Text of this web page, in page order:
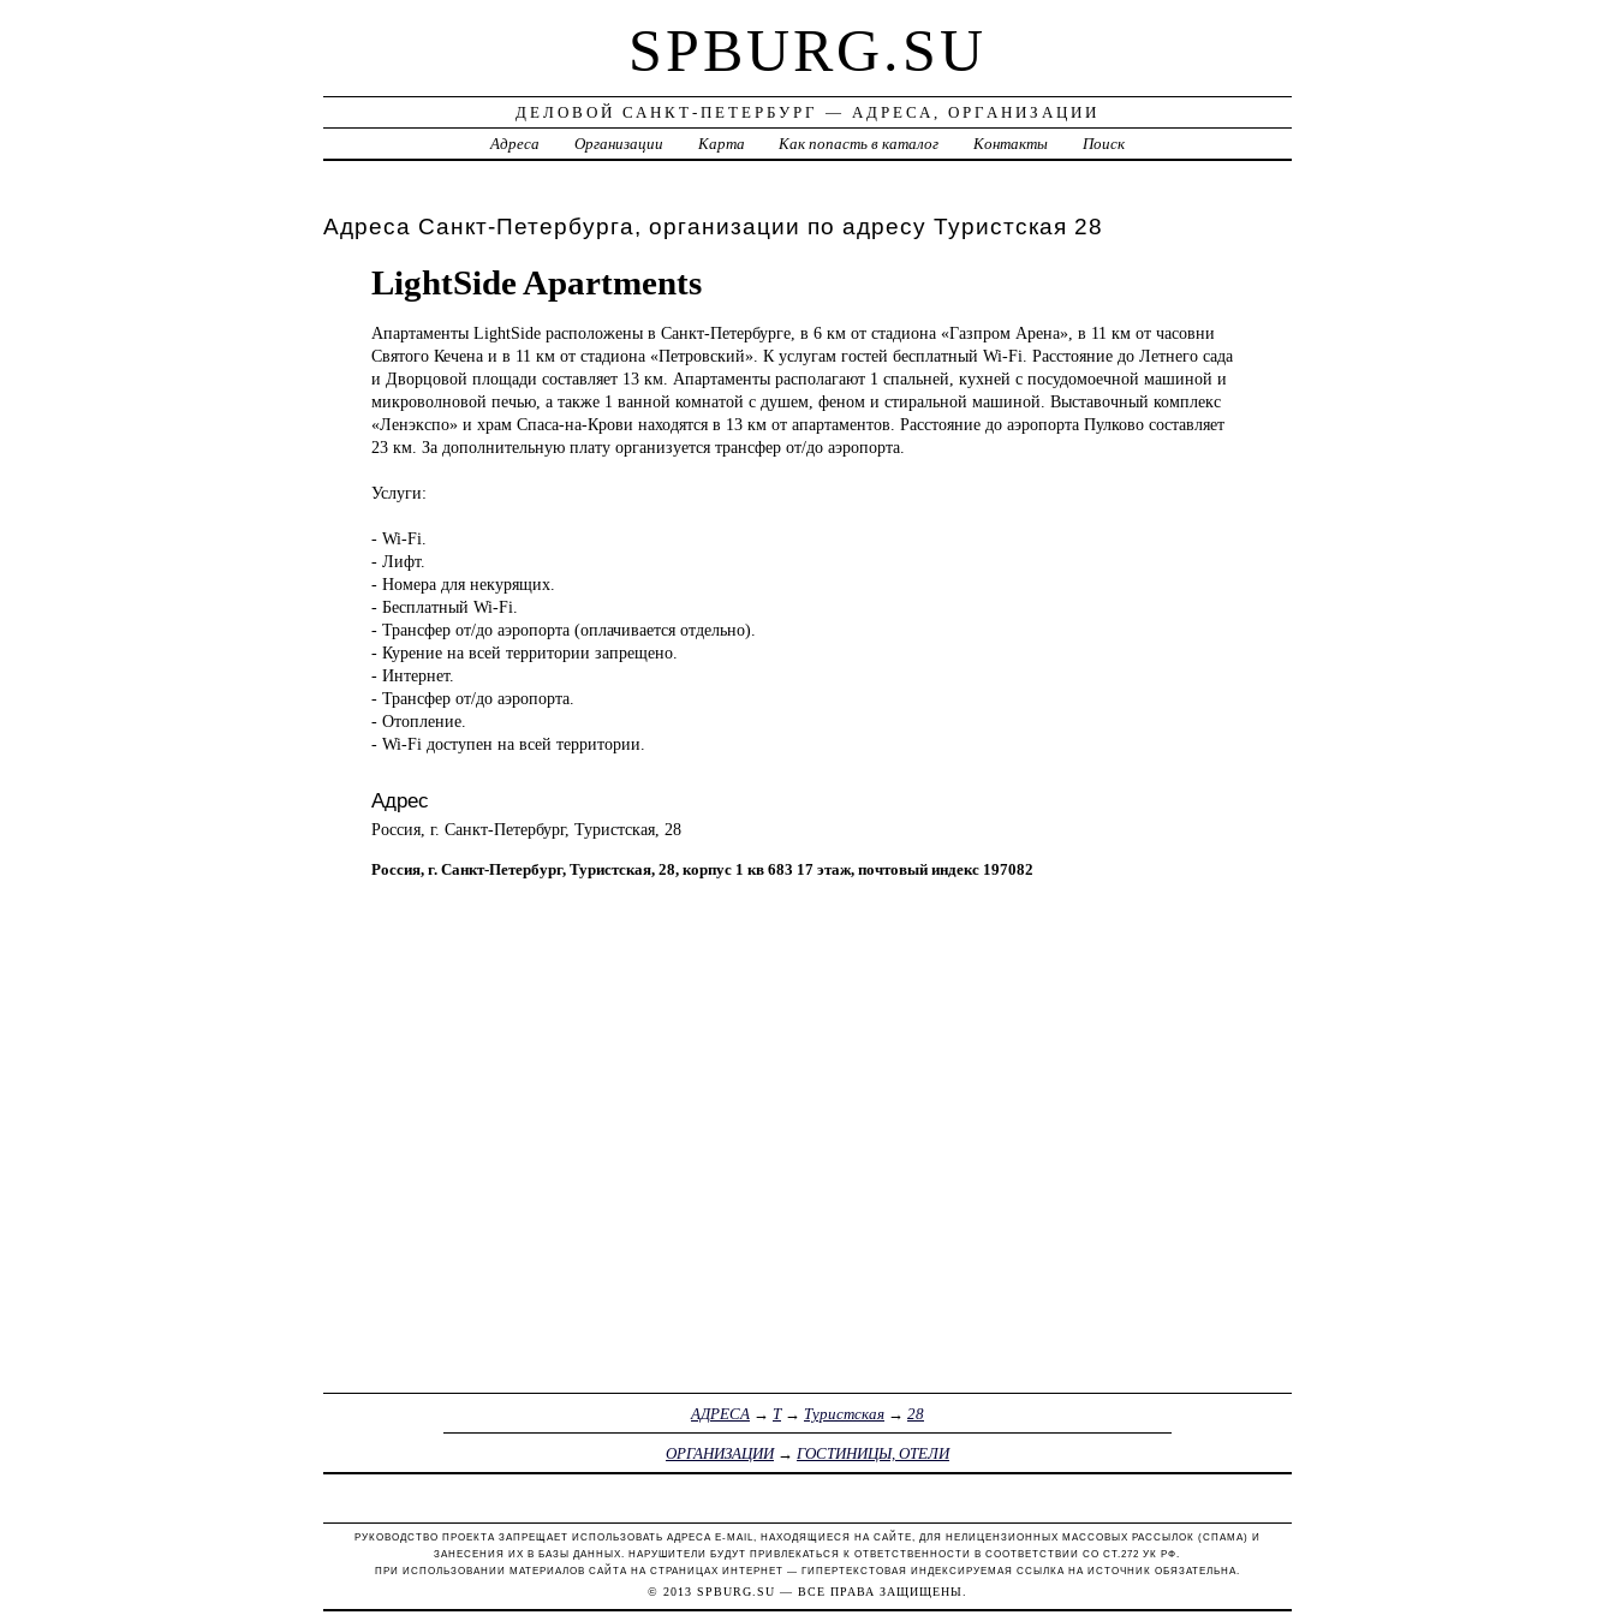
SPBURG.SU
ДЕЛОВОЙ САНКТ-ПЕТЕРБУРГ — АДРЕСА, ОРГАНИЗАЦИИ
Адреса
Организации Карта Как попасть в каталог Контакты Поиск
Адреса Санкт-Петербурга, организации по адресу Туристская 28
LightSide Apartments
Апартаменты LightSide расположены в Санкт-Петербурге, в 6 км от стадиона «Газпром Арена», в 11 км от часовни
Святого Кечена и в 11 км от стадиона «Петровский». К услугам гостей бесплатный Wi-Fi. Расстояние до Летнего сада
и Дворцовой площади составляет 13 км. Апартаменты располагают 1 спальней, кухней с посудомоечной машиной и
микроволновой печью, а также 1 ванной комнатой с душем, феном и стиральной машиной. Выставочный комплекс
«Ленэкспо» и храм Спаса-на-Крови находятся в 13 км от апартаментов. Расстояние до аэропорта Пулково составляет
23 км. За дополнительную плату организуется трансфер от/до аэропорта.
Услуги:
- Wi-Fi.
- Лифт.
- Номера для некурящих.
- Бесплатный Wi-Fi.
- Трансфер от/до аэропорта (оплачивается отдельно).
- Курение на всей территории запрещено.
- Интернет.
- Трансфер от/до аэропорта.
- Отопление.
- Wi-Fi доступен на всей территории.
Адрес
Россия, г. Санкт-Петербург, Туристская, 28
Россия, г. Санкт-Петербург, Туристская, 28, корпус 1 кв 683 17 этаж, почтовый индекс 197082
АДРЕСА → Т→ Туристская→ 28
ОРГАНИЗАЦИИ→ ГОСТИНИЦЫ, ОТЕЛИ
РУКОВОДСТВО ПРОЕКТА ЗАПРЕЩАЕТ ИСПОЛЬЗОВАТЬ АДРЕСА E-MAIL, НАХОДЯЩИЕСЯ НА САЙТЕ, ДЛЯ НЕЛИЦЕНЗИОННЫХ МАССОВЫХ РАССЫЛОК (СПАМА) И
ЗАНЕСЕНИЯ ИХ В БАЗЫ ДАННЫХ. НАРУШИТЕЛИ БУДУТ ПРИВЛЕКАТЬСЯ К ОТВЕТСТВЕННОСТИ В СООТВЕТСТВИИ СО СТ.272 УК РФ.
ПРИ ИСПОЛЬЗОВАНИИ МАТЕРИАЛОВ САЙТА НА СТРАНИЦАХ ИНТЕРНЕТ — ГИПЕРТЕКСТОВАЯ ИНДЕКСИРУЕМАЯ ССЫЛКА НА ИСТОЧНИК ОБЯЗАТЕЛЬНА.
© 2013 SPBURG.SU — ВСЕ ПРАВА ЗАЩИЩЕНЫ.